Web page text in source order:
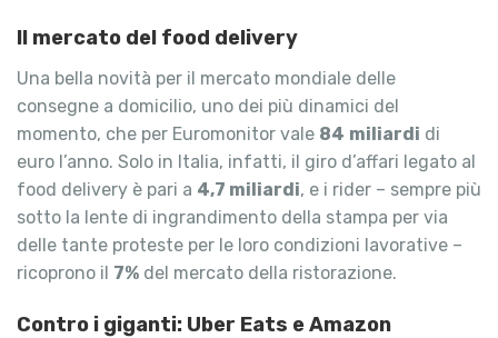
Il mercato del food delivery
Una bella novità per il mercato mondiale delle
consegne a domicilio, uno dei più dinamici del
momento, che per Euromonitor vale 84 miliardi di
euro l’anno. Solo in Italia, infatti, il giro d’affari legato al
food delivery è pari a 4,7 miliardi, e i rider – sempre più
sotto la lente di ingrandimento della stampa per via
delle tante proteste per le loro condizioni lavorative –
ricoprono il 7% del mercato della ristorazione.
Contro i giganti: Uber Eats e Amazon